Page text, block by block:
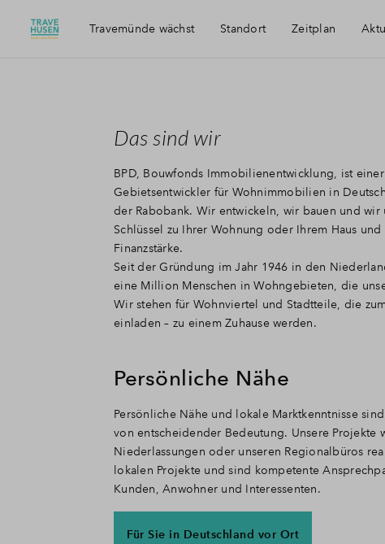
Travemünde wächst Standort Zeitplan
Das sind wir
BPD, Bouwfonds Immobilienentwicklung, ist
Gebietsentwickler für Wohnimmobilien in
der Rabobank. Wir entwickeln, wir bauen und
Schlüssel zu Ihrer Wohnung oder Ihrem Haus
Finanzstärke.
Seit der Gründung im Jahr 1946 in den
eine Million Menschen in Wohngebieten, die
Wir stehen für Wohnviertel und Stadtteile, die
einladen – zu einem Zuhause werden.
Persönliche Nähe
Persönliche Nähe und lokale Marktkenntnisse
von entscheidender Bedeutung. Unsere Projekte
Niederlassungen oder unseren Regionalbüros
lokalen Projekte und sind kompetente
Kunden, Anwohner und Interessenten.
Für Sie in Deutschland vor Ort